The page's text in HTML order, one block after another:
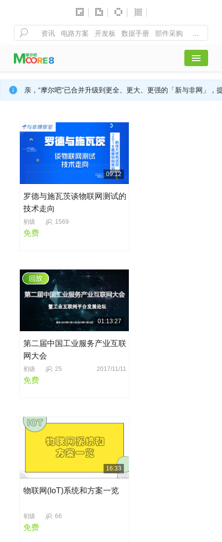
首页
行业活动
精彩聚合
注册/登录
亲，“摩尔吧”已合并升级到更全、更大、更强的「新与非网」，
09:12
罗德与施瓦茨谈物联网测试的
技术走向
初级 1569
免费
01:13:27
第二届中国工业服务产业互联
网大会
初级 25 2017/11/11
免费
16:33
物联网(IoT)系统和方案一览
初级 66
免费